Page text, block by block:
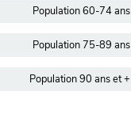
Population 60-74 ans
Population 75-89 ans
Population 90 ans et +